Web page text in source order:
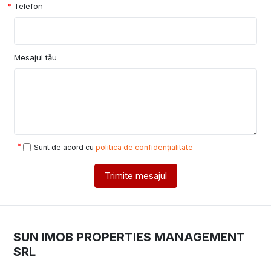
Telefon
Mesajul tău
Sunt de acord cu politica de confidențialitate
Trimite mesajul
SUN IMOB PROPERTIES MANAGEMENT
SRL